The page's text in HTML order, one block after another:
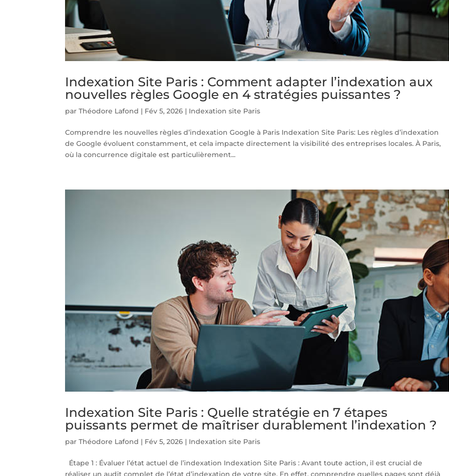
Indexation Site Paris : Comment adapter l’indexation aux
nouvelles règles Google en 4 stratégies puissantes ?
parThéodore Lafond | Fév 5, 2026 | Indexation site Paris
Comprendre les nouvelles règles d’indexation Google à Paris Indexation Site Paris: Les règles d’indexation
de Google évoluent constamment, et cela impacte directement la visibilité des entreprises locales. À Paris,
où la concurrence digitale est particulièrement...
Indexation Site Paris : Quelle stratégie en 7 étapes
puissants permet de maîtriser durablement l’indexation ?
parThéodore Lafond | Fév 5, 2026 | Indexation site Paris
Étape 1 : Évaluer l’état actuel de l’indexation Indexation Site Paris : Avant toute action, il est crucial de
réaliser un audit complet de l’état d’indexation de votre site. En effet, comprendre quelles pages sont déjà